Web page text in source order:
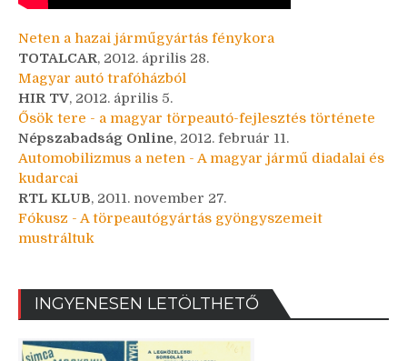
Neten a hazai járműgyártás fénykora
TOTALCAR, 2012. április 28.
Magyar autó trafóházból
HIR TV, 2012. április 5.
Ősök tere - a magyar törpeautó-fejlesztés története
Népszabadság Online, 2012. február 11.
Automobilizmus a neten - A magyar jármű diadalai és
kudarcai
RTL KLUB, 2011. november 27.
Fókusz - A törpeautógyártás gyöngyszemeit
mustráltuk
INGYENESEN LETÖLTHETŐ